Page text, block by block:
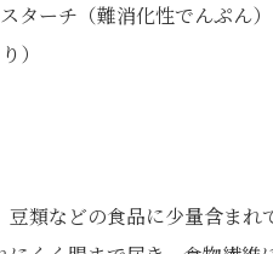
ターチ（難消化性でんぷん
）
類などの食品に少量含ま